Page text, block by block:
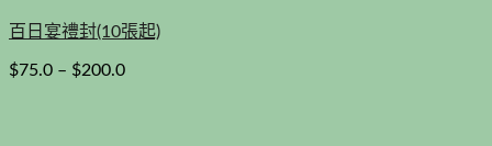
百日宴禮封(10張起)
$75.0 – $200.0